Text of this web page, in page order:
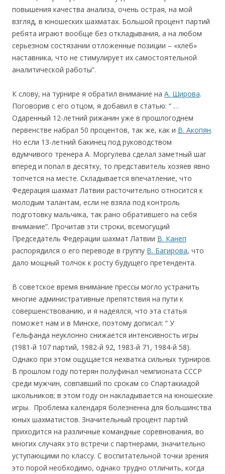
повышения качества анализа, очень острая, на мой
взгляд, в юношеских шахматах. Большой процент партий
ребята играют вообще без откладывания, а на любом
серьезном состязании отложенные позиции – «хлеб»
наставника, что не стимулирует их самостоятельной
аналитической работы”.
К слову, на турнире я обратил внимание на А. Широва.
Поговорив с его отцом, я добавил в статью: “ …
Одаренный 12-летний рижанин уже в прошлогоднем
первенстве набрал 50 процентов, так же, как и В. Акопян.
Но если 13-летний бакинец под руководством
вдумчивого тренера А. Моргулева сделал заметный шаг
вперед и попал в десятку, то представитель хозяев явно
топчется на месте. Складывается впечатление, что
Федерация шахмат Латвии расточительно относится к
молодым талантам, если не взяла под контроль
подготовку мальчика, так рано обратившего на себя
внимание”. Прочитав эти строки, всемогущий
Председатель Федерации шахмат Латвии В. Канеп
распорядился о его переводе в группу В. Багирова, что
дало мощный толчок к росту будущего претендента.
В советское время внимание прессы могло устранить
многие административные препятствия на пути к
совершенствованию, и я надеялся, что эта статья
поможет нам и в Минске, поэтому дописал: “ У
Гельфанда неуклонно снижается интенсивность игры
(1981-й 107 партий, 1982-й 92, 1983-й 71, 1984-й 58).
Однако при этом ощущается нехватка сильных турниров.
В прошлом году потерян полуфинал чемпионата СССР
среди мужчин, совпавший по срокам со Спартакиадой
школьников; в этом году он накладывается на юношеские
игры. Проблема календаря болезненна для большинства
юных шахматистов. Значительный процент партий
приходится на различные командные соревнования, во
многих случаях это встречи с партнерами, значительно
уступающими по классу. С воспитательной точки зрения
это порой необходимо, однако трудно отличить, когда